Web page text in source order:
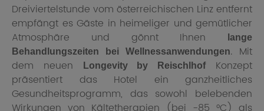
Dreiviertelstunde vom österreichischen Linz entfernt
empfängt es Gäste in heimeliger und gemütlicher
Atmosphäre und gönnt Ihnen
lange
Behandlungszeiten bei Wellnessanwendungen. Mit
dem neuen
Longevity by ReischlhofKonzept
präsentiert das Hotel ein ganzheitliches
Gesundheitsprogramm, das sowohl belebenden
Wirkungen von Kältetherapien (bei -85 °C) als